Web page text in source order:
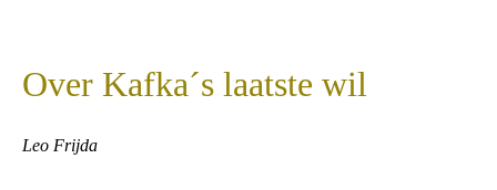
Over Kafka´s laatste wil
Leo Frijda